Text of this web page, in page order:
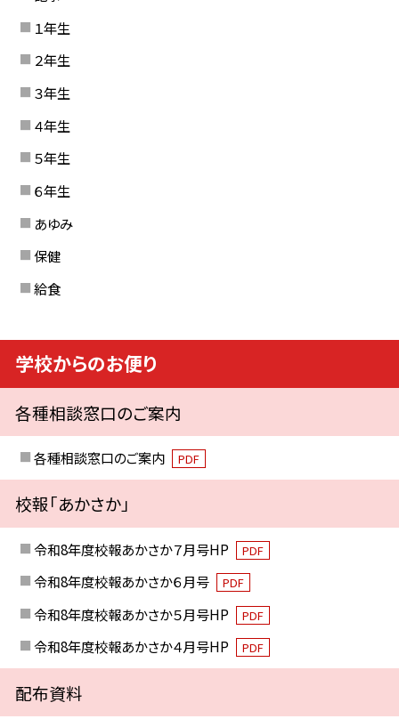
１年生
２年生
３年生
４年生
５年生
６年生
あゆみ
保健
給食
学校からのお便り
各種相談窓口のご案内
各種相談窓口のご案内 PDF
校報「あかさか」
令和8年度校報あかさか７月号HP PDF
令和8年度校報あかさか６月号 PDF
令和8年度校報あかさか５月号HP PDF
令和8年度校報あかさか４月号HP PDF
配布資料